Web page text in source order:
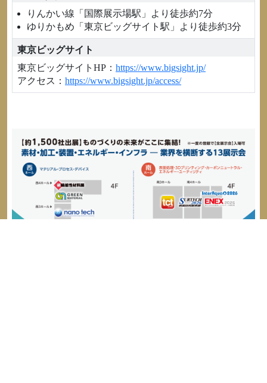
りんかい線「国際展示場駅」より徒歩約7分
ゆりかもめ「東京ビッグサイト駅」より徒歩約3分
東京ビッグサイト
東京ビッグサイトHP： https://www.bigsight.jp/
アクセス： https://www.bigsight.jp/access/